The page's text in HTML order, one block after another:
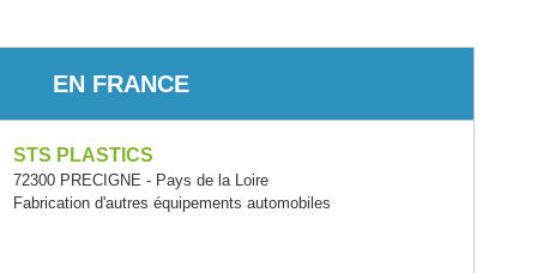
EN FRANCE
STS PLASTICS
72300 PRECIGNE - Pays de la Loire
Fabrication d'autres équipements automobiles